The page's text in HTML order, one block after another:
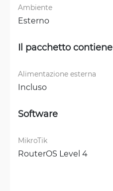
Ambiente
Esterno
Il pacchetto contiene
Alimentazione esterna
Incluso
Software
MikroTik
RouterOS Level 4